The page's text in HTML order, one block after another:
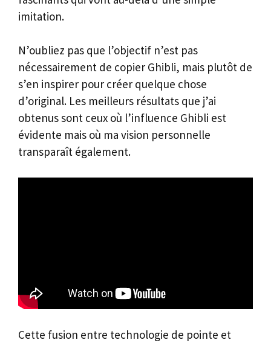
imitation.
N’oubliez pas que l’objectif n’est pas
nécessairement de copier Ghibli, mais plutôt de
s’en inspirer pour créer quelque chose
d’original. Les meilleurs résultats que j’ai
obtenus sont ceux où l’influence Ghibli est
évidente mais où ma vision personnelle
transparaît également.
Cette fusion entre technologie de pointe et